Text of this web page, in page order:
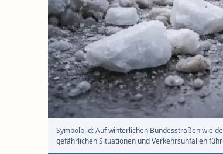
Symbolbild: Auf winterlichen Bundesstraßen wie
gefährlichen Situationen und Verkehrsunfällen